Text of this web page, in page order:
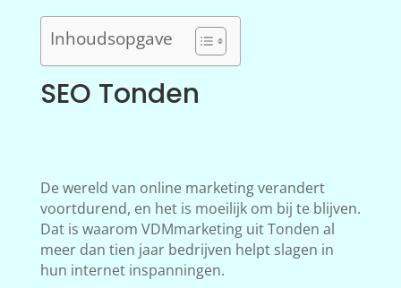
Inhoudsopgave
SEO Tonden
De wereld van online marketing verandert
voortdurend, en het is moeilijk om bij te blijven.
Dat is waarom VDMmarketing uit Tonden al
meer dan tien jaar bedrijven helpt slagen in
hun internet inspanningen.